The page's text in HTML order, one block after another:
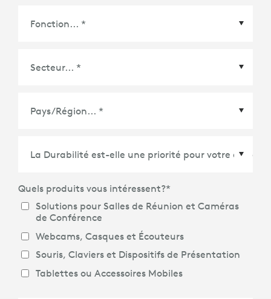
Pays/Région*
Quels produits vous intéressent?*
Solutions pour Salles de Réunion et Caméras
de Conférence
Webcams, Casques et Écouteurs
Souris, Claviers et Dispositifs de Présentation
Tablettes ou Accessoires Mobiles